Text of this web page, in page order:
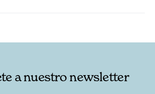
a nuestro newsletter